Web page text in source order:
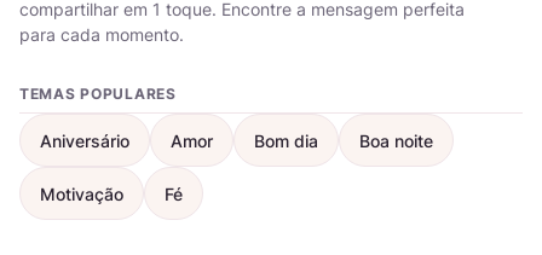
compartilhar em 1 toque. Encontre a mensagem perfeita
para cada momento.
TEMAS POPULARES
Aniversário Amor Bom dia Boa noite
Motivação Fé